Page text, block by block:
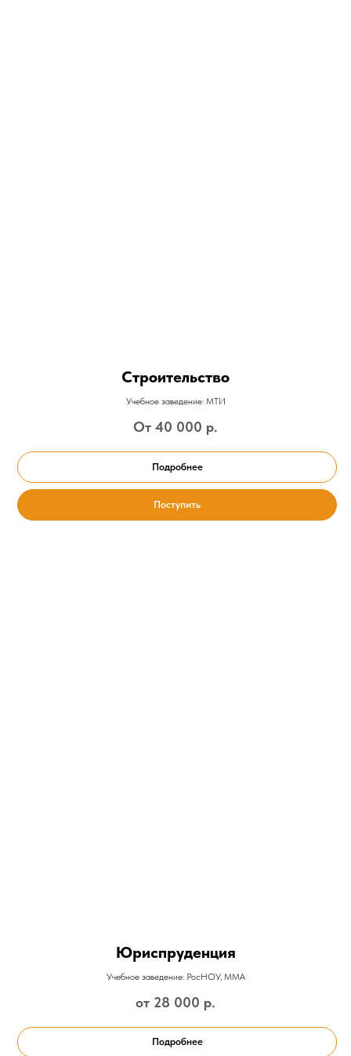
Строительство
Учебное заведение: МТИ
От 40 000 р.
Подробнее
Поступить
Юриспруденция
Учебное заведение: РосНОУ, ММА
от 28 000 р.
Подробнее